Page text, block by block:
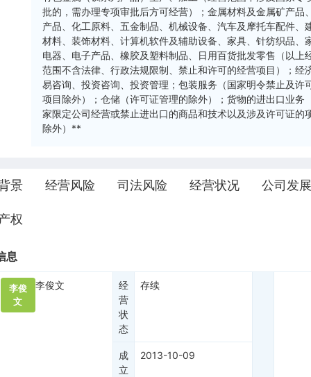
批的，需办理专项审批后方可经营）；金属材料及金属矿产品
产品、化工原料、五金制品、机械设备、汽车及摩托车配件、
材料、装饰材料、计算机软件及辅助设备、家具、针纺织品、
电器、电子产品、橡胶及塑料制品、日用百货批发零售（以上
范围不含法律、行政法规限制、禁止和许可的经营项目）；经
易咨询、投资咨询、投资管理；包装服务（国家明令禁止及许
项目除外）；仓储（许可证管理的除外）；货物的进出口业务
家限定公司经营或禁止进出口的商品和技术以及涉及许可证的
除外）**
景 经营风险 司法风险 经营状况 公司发展
权
息
李俊
文
李俊文
经
营
状
态
存续
成
立
2013-10-09